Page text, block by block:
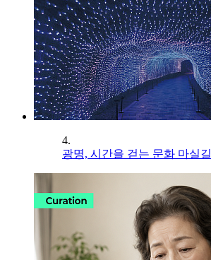
4.
광명, 시간을 걷는 문화 마실길